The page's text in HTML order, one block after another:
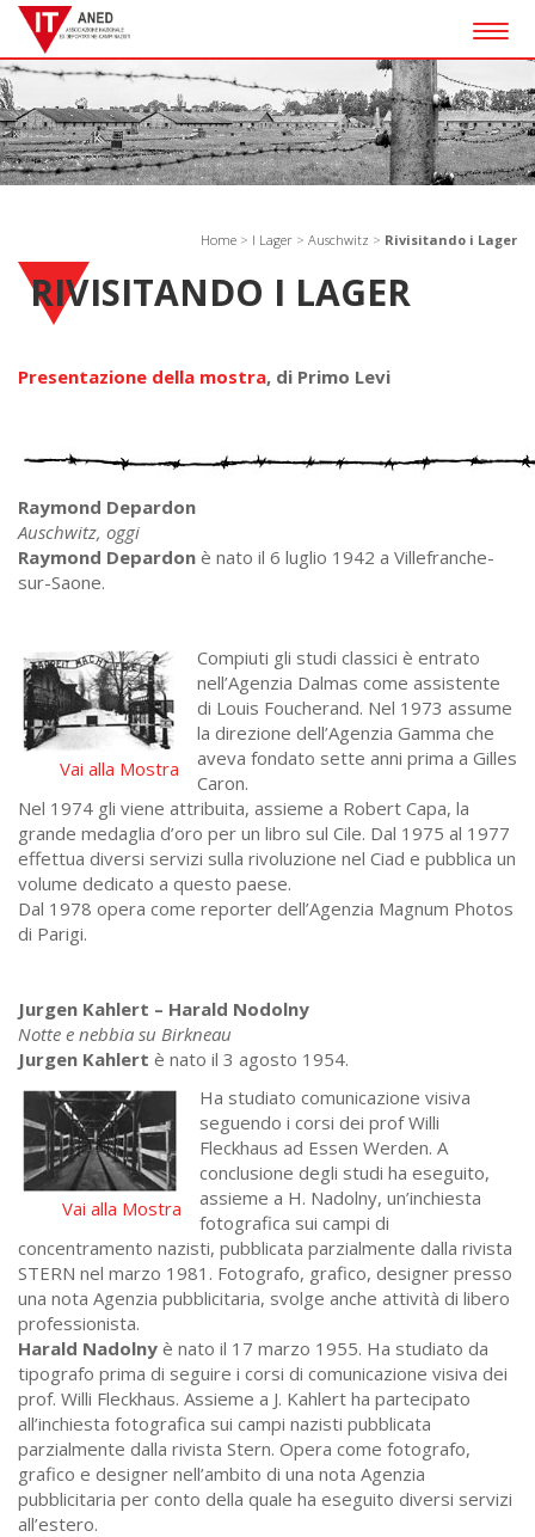
Home > I Lager > Auschwitz > Rivisitando i Lager
RIVISITANDO I LAGER
Presentazione della mostra, di Primo Levi
Raymond Depardon
Auschwitz, oggi
Raymond Depardon è nato il 6 luglio 1942 a Villefranche-
sur-Saone.
Vai alla Mostra
Compiuti gli studi classici è entrato
nell’Agenzia Dalmas come assistente
di Louis Foucherand. Nel 1973 assume
la direzione dell’Agenzia Gamma che
aveva fondato sette anni prima a Gilles
Caron.
Nel 1974 gli viene attribuita, assieme a Robert Capa, la
grande medaglia d’oro per un libro sul Cile. Dal 1975 al 1977
effettua diversi servizi sulla rivoluzione nel Ciad e pubblica un
volume dedicato a questo paese.
Dal 1978 opera come reporter dell’Agenzia Magnum Photos
di Parigi.
Jurgen Kahlert – Harald Nodolny
Notte e nebbia su Birkneau
Jurgen Kahlert è nato il 3 agosto 1954.
Vai alla Mostra
Ha studiato comunicazione visiva
seguendo i corsi dei prof Willi
Fleckhaus ad Essen Werden. A
conclusione degli studi ha eseguito,
assieme a H. Nadolny, un’inchiesta
fotografica sui campi di
concentramento nazisti, pubblicata parzialmente dalla rivista
STERN nel marzo 1981. Fotografo, grafico, designer presso
una nota Agenzia pubblicitaria, svolge anche attività di libero
professionista.
Harald Nadolny è nato il 17 marzo 1955. Ha studiato da
tipografo prima di seguire i corsi di comunicazione visiva dei
prof. Willi Fleckhaus. Assieme a J. Kahlert ha partecipato
all’inchiesta fotografica sui campi nazisti pubblicata
parzialmente dalla rivista Stern. Opera come fotografo,
grafico e designer nell’ambito di una nota Agenzia
pubblicitaria per conto della quale ha eseguito diversi servizi
all’estero.